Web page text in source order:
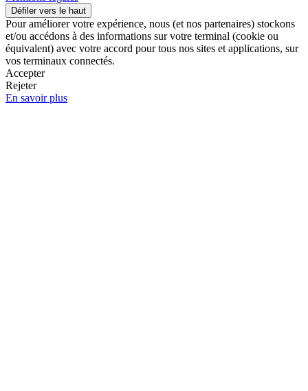
Défiler vers le haut
Pour améliorer votre expérience, nous (et nos partenaires) stockons
et/ou accédons à des informations sur votre terminal (cookie ou
équivalent) avec votre accord pour tous nos sites et applications, sur
vos terminaux connectés.
Accepter
Rejeter
En savoir plus